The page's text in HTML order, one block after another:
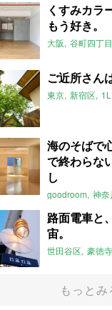
くすみカラ
もう好き。
大阪 谷町四丁目
ご近所さん
東京 新宿区
海のそばで
で終わらな
し
goodroom 神奈
路面電車と
宙。
世田谷区 豪徳寺
もっとみ